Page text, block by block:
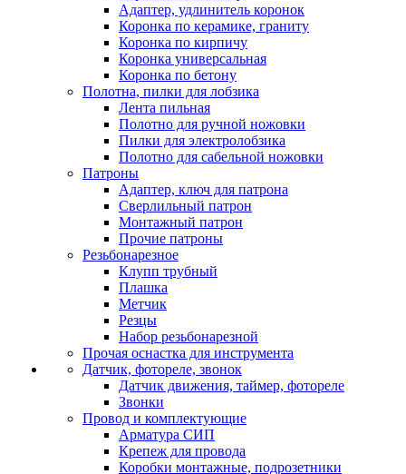
Адаптер, удлинитель коронок
Коронка по керамике, граниту
Коронка по кирпичу
Коронка универсальная
Коронка по бетону
Полотна, пилки для лобзика
Лента пильная
Полотно для ручной ножовки
Пилки для электролобзика
Полотно для сабельной ножовки
Патроны
Адаптер, ключ для патрона
Сверлильный патрон
Монтажный патрон
Прочие патроны
Резьбонарезное
Клупп трубный
Плашка
Метчик
Резцы
Набор резьбонарезной
Прочая оснастка для инструмента
Датчик, фотореле, звонок
Датчик движения, таймер, фотореле
Звонки
Провод и комплектующие
Арматура СИП
Крепеж для провода
Коробки монтажные, подрозетники